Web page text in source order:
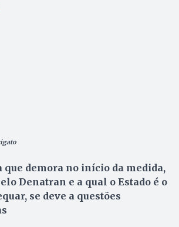
que demora no início da medida,
Denatran e a qual o Estado é o
se deve a questões